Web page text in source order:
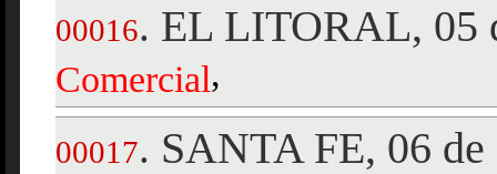
00016. EL LITORAL, 05
Comercial,
00017. SANTA FE, 06 de